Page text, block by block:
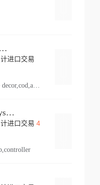
Knoebels Amusement Resort
进口交易
vehicle,pl 2,arts,home decor,cod,amusement ride,sea
Duetto Intergrgrated Systems Inc.
进口交易 4